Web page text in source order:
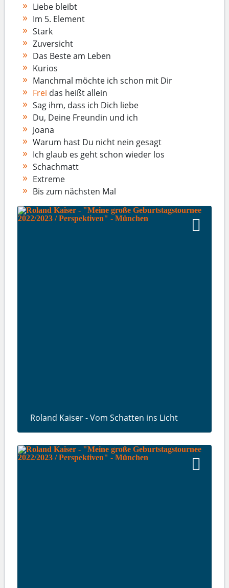
Liebe bleibt
Im 5. Element
Stark
Zuversicht
Das Beste am Leben
Kurios
Manchmal möchte ich schon mit Dir
Frei das heißt allein
Sag ihm, dass ich Dich liebe
Du, Deine Freundin und ich
Joana
Warum hast Du nicht nein gesagt
Ich glaub es geht schon wieder los
Schachmatt
Extreme
Bis zum nächsten Mal
Roland Kaiser - Vom Schatten ins Licht